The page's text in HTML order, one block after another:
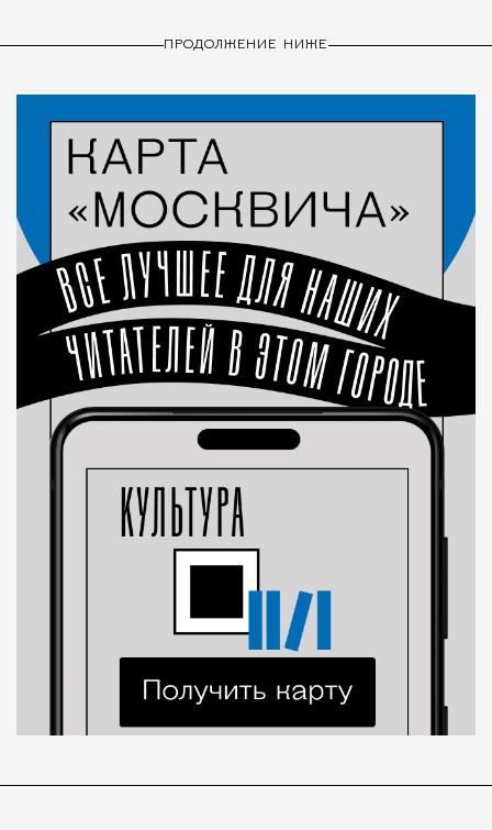
ПРОДОЛЖЕНИЕ НИЖЕ